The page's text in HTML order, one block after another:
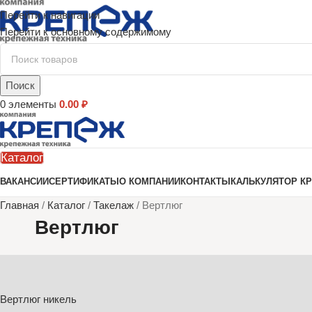
Перейти к навигации
Перейти к основному содержимому
Поиск
0 элементы 0.00 ₽
Каталог
ВАКАНСИИСЕРТИФИКАТЫ О КОМПАНИИ КОНТАКТЫ КАЛЬКУЛЯТОР
Главная / Каталог / Такелаж / Вертлюг
Вертлюг
Вертлюг никель